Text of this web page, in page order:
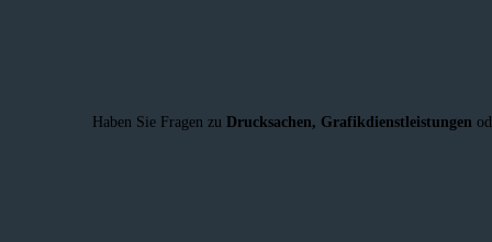
Haben Sie Fragen zu Drucksachen, Grafikdienstleistungen